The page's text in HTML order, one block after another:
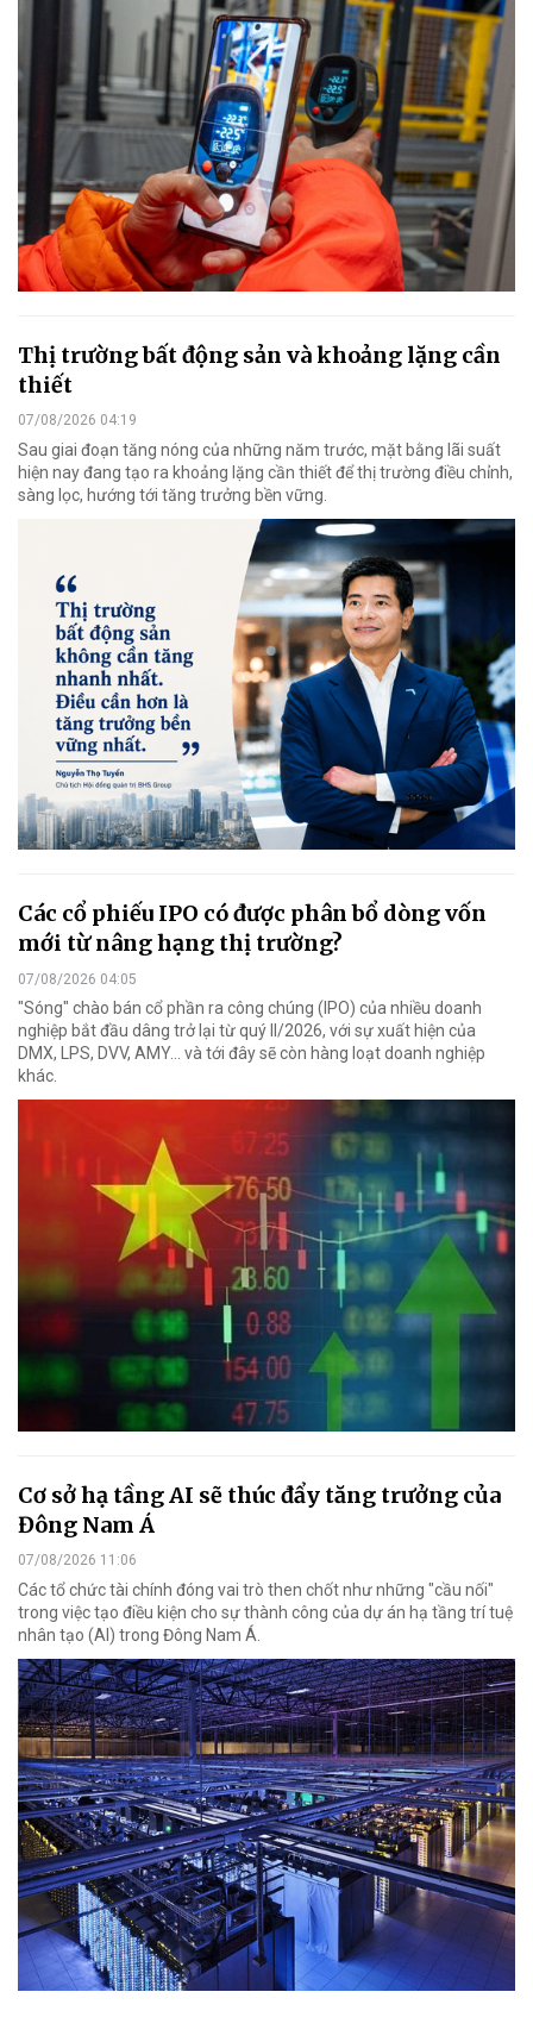
Thị trường bất động sản và khoảng lặng cần
thiết
07/08/2026 04:19
Sau giai đoạn tăng nóng của những năm trước, mặt bằng lãi suất
hiện nay đang tạo ra khoảng lặng cần thiết để thị trường điều chỉnh,
sàng lọc, hướng tới tăng trưởng bền vững.
Các cổ phiếu IPO có được phân bổ dòng vốn
mới từ nâng hạng thị trường?
07/08/2026 04:05
"Sóng" chào bán cổ phần ra công chúng (IPO) của nhiều doanh
nghiệp bắt đầu dâng trở lại từ quý II/2026, với sự xuất hiện của
DMX, LPS, DVV, AMY... và tới đây sẽ còn hàng loạt doanh nghiệp
khác.
Cơ sở hạ tầng AI sẽ thúc đẩy tăng trưởng của
Đông Nam Á
07/08/2026 11:06
Các tổ chức tài chính đóng vai trò then chốt như những "cầu nối"
trong việc tạo điều kiện cho sự thành công của dự án hạ tầng trí tuệ
nhân tạo (AI) trong Đông Nam Á.